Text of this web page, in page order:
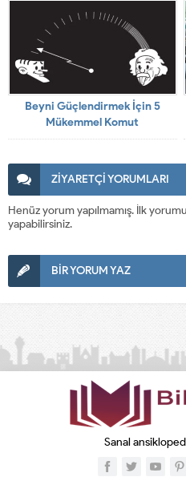
Beyni Güçlendirmek İçin 5
Mükemmel Komut
ZİYARETÇİ YORUMLARI
Henüz yorum yapılmamış. İlk
yapabilirsiniz.
BİR YORUM YAZ
Sanal